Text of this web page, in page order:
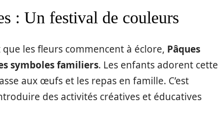
: Un festival de couleurs
les fleurs commencent à éclore, Pâques
symboles familiers. Les enfants adorent cette
aux œufs et les repas en famille. C’est
des activités créatives et éducatives